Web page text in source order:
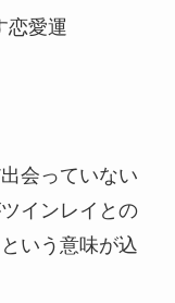
恋愛運
会っていない
インレイとの
いう意味が込